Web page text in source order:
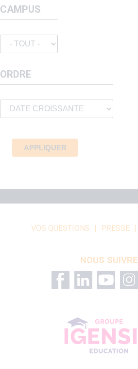
CAMPUS
ORDRE
VOS QUESTIONS PRESSE
NOUS SUIVRE